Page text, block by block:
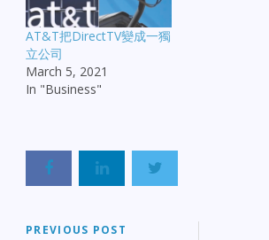
AT&T把DirectTV變成一獨
立公司
March 5, 2021
In "Business"
PREVIOUS POST